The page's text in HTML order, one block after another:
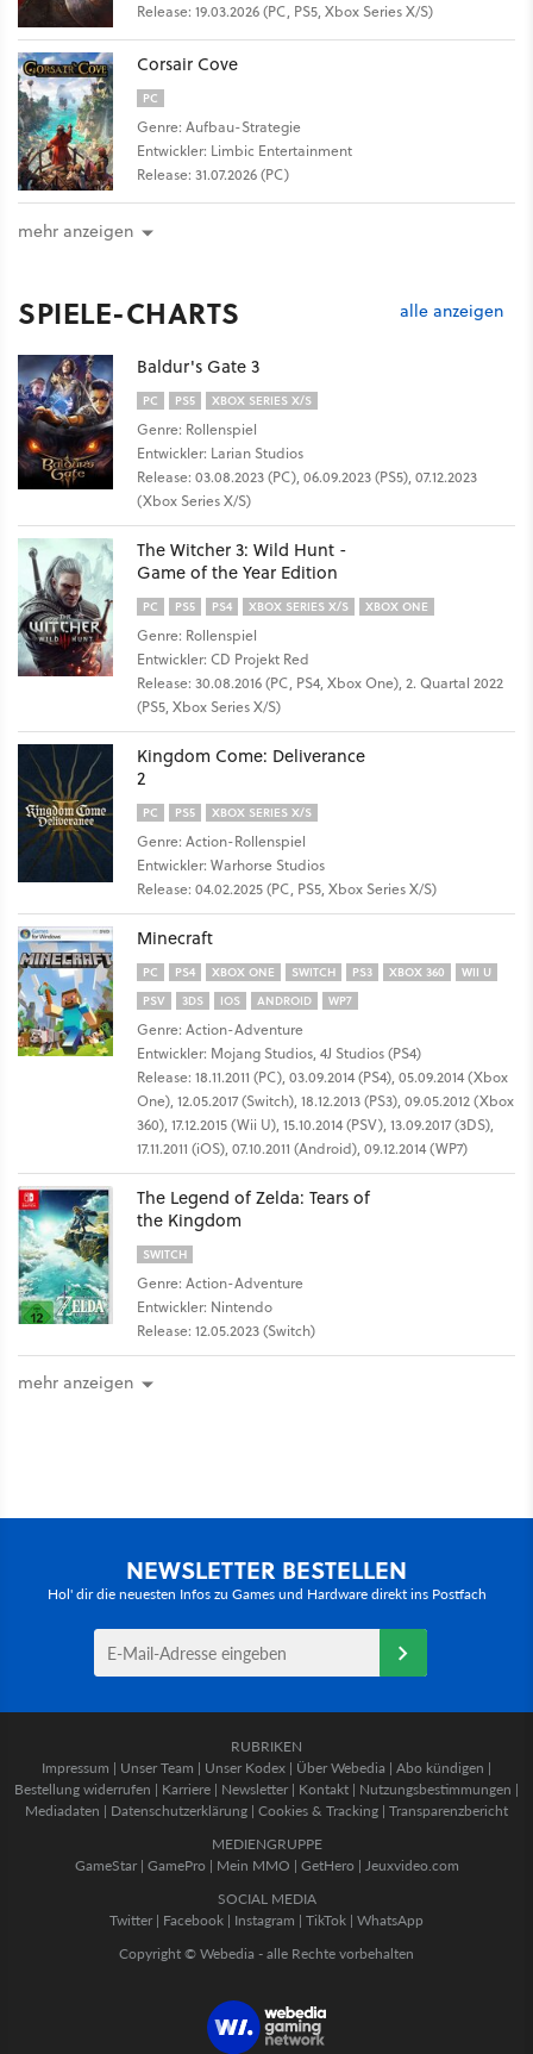
Release: 19.03.2026 (PC, PS5, Xbox Series X/S)
Corsair Cove
PC
Genre: Aufbau-Strategie
Entwickler: Limbic Entertainment
Release: 31.07.2026 (PC)
mehr anzeigen
SPIELE-CHARTS alle anzeigen
Baldur's Gate 3
PC PS5 XBOX SERIES X/S
Genre: Rollenspiel
Entwickler: Larian Studios
Release: 03.08.2023 (PC), 06.09.2023 (PS5), 07.12.2023
(Xbox Series X/S)
The Witcher 3: Wild Hunt -
Game of the Year Edition
PC PS5 PS4 XBOX SERIES X/S XBOX ONE
Genre: Rollenspiel
Entwickler: CD Projekt Red
Release: 30.08.2016 (PC, PS4, Xbox One), 2. Quartal 2022
(PS5, Xbox Series X/S)
Kingdom Come: Deliverance
2
PC PS5 XBOX SERIES X/S
Genre: Action-Rollenspiel
Entwickler: Warhorse Studios
Release: 04.02.2025 (PC, PS5, Xbox Series X/S)
Minecraft
PC PS4 XBOX ONE SWITCH PS3 XBOX 360
WII U
PSV
3DS IOS ANDROID WP7
Genre: Action-Adventure
Entwickler: Mojang Studios, 4J Studios (PS4)
Release: 18.11.2011 (PC), 03.09.2014 (PS4), 05.09.2014 (Xbox
One), 12.05.2017 (Switch), 18.12.2013 (PS3), 09.05.2012 (Xbox
360), 17.12.2015 (Wii U), 15.10.2014 (PSV), 13.09.2017 (3DS),
17.11.2011 (iOS), 07.10.2011 (Android), 09.12.2014 (WP7)
The Legend of Zelda: Tears of
the Kingdom
SWITCH
Genre: Action-Adventure
Entwickler: Nintendo
Release: 12.05.2023 (Switch)
mehr anzeigen
NEWSLETTER BESTELLEN
Hol' dir die neuesten Infos zu Games und Hardware direkt ins Postfach
RUBRIKEN
Impressum | Unser Team | Unser Kodex | Über Webedia | Abo kündigen |
Bestellung widerrufen | Karriere | Newsletter | Kontakt | Nutzungsbestimmungen |
Mediadaten | Datenschutzerklärung | Cookies & Tracking | Transparenzbericht
MEDIENGRUPPE
GameStar| GamePro | Mein MMO | GetHero | Jeuxvideo.com
SOCIAL MEDIA
Twitter | Facebook | Instagram | TikTok | WhatsApp
Copyright © Webedia - alle Rechte vorbehalten